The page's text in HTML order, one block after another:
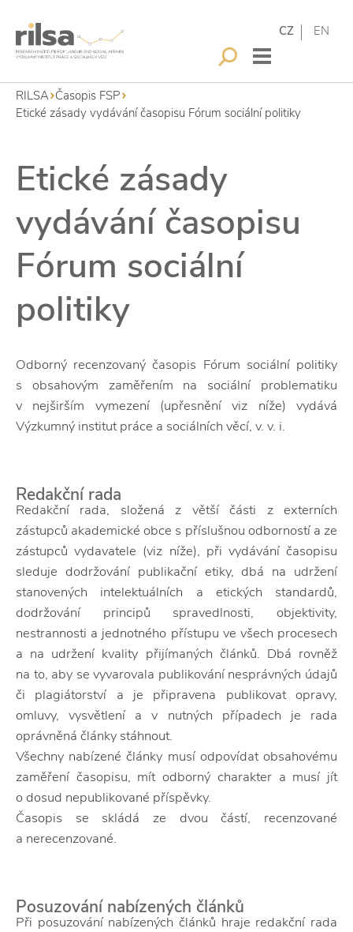
CZ EN
RILSA Časopis FSP
Etické zásady vydávání časopisu Fórum sociální politiky
Etické zásady
vydávání časopisu
Fórum sociální
politiky
Odborný recenzovaný časopis Fórum sociální politiky
s obsahovým zaměřením na sociální problematiku
v nejširším vymezení (upřesnění viz níže) vydává
Výzkumný institut práce a sociálních věcí, v. v. i.
Redakční rada
Redakční rada, složená z větší části z externích
zástupců akademické obce s příslušnou odborností a ze
zástupců vydavatele (viz níže), při vydávání časopisu
sleduje dodržování publikační etiky, dbá na udržení
stanovených intelektuálních a etických standardů,
dodržování principů spravedlnosti, objektivity,
nestrannosti a jednotného přístupu ve všech procesech
a na udržení kvality přijímaných článků. Dbá rovněž
na to, aby se vyvarovala publikování nesprávných údajů
či plagiátorství a je připravena publikovat opravy,
omluvy, vysvětlení a v nutných případech je rada
oprávněná články stáhnout.
Všechny nabízené články musí odpovídat obsahovému
zaměření časopisu, mít odborný charakter a musí jít
o dosud nepublikované příspěvky.
Časopis se skládá ze dvou částí, recenzované
a nerecenzované.
Posuzování nabízených článků
Při posuzování nabízených článků hraje redakční rada